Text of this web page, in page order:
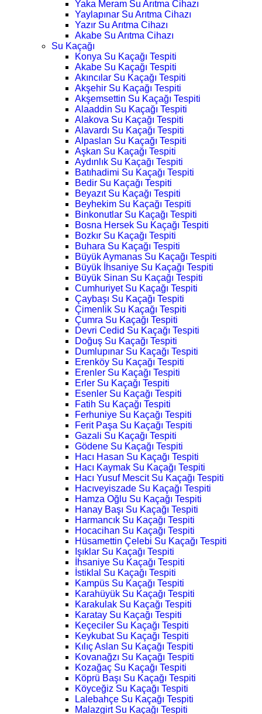
Yaka Meram Su Arıtma Cihazı
Yaylapınar Su Arıtma Cihazı
Yazır Su Arıtma Cihazı
Akabe Su Arıtma Cihazı
Su Kaçağı
Konya Su Kaçağı Tespiti
Akabe Su Kaçağı Tespiti
Akıncılar Su Kaçağı Tespiti
Akşehir Su Kaçağı Tespiti
Akşemsettin Su Kaçağı Tespiti
Alaaddin Su Kaçağı Tespiti
Alakova Su Kaçağı Tespiti
Alavardı Su Kaçağı Tespiti
Alpaslan Su Kaçağı Tespiti
Aşkan Su Kaçağı Tespiti
Aydınlık Su Kaçağı Tespiti
Batıhadimi Su Kaçağı Tespiti
Bedir Su Kaçağı Tespiti
Beyazıt Su Kaçağı Tespiti
Beyhekim Su Kaçağı Tespiti
Binkonutlar Su Kaçağı Tespiti
Bosna Hersek Su Kaçağı Tespiti
Bozkır Su Kaçağı Tespiti
Buhara Su Kaçağı Tespiti
Büyük Aymanas Su Kaçağı Tespiti
Büyük İhsaniye Su Kaçağı Tespiti
Büyük Sinan Su Kaçağı Tespiti
Cumhuriyet Su Kaçağı Tespiti
Çaybaşı Su Kaçağı Tespiti
Çimenlik Su Kaçağı Tespiti
Çumra Su Kaçağı Tespiti
Devri Cedid Su Kaçağı Tespiti
Doğuş Su Kaçağı Tespiti
Dumlupınar Su Kaçağı Tespiti
Erenköy Su Kaçağı Tespiti
Erenler Su Kaçağı Tespiti
Erler Su Kaçağı Tespiti
Esenler Su Kaçağı Tespiti
Fatih Su Kaçağı Tespiti
Ferhuniye Su Kaçağı Tespiti
Ferit Paşa Su Kaçağı Tespiti
Gazali Su Kaçağı Tespiti
Gödene Su Kaçağı Tespiti
Hacı Hasan Su Kaçağı Tespiti
Hacı Kaymak Su Kaçağı Tespiti
Hacı Yusuf Mescit Su Kaçağı Tespiti
Hacıveyiszade Su Kaçağı Tespiti
Hamza Oğlu Su Kaçağı Tespiti
Hanay Başı Su Kaçağı Tespiti
Harmancık Su Kaçağı Tespiti
Hocacihan Su Kaçağı Tespiti
Hüsamettin Çelebi Su Kaçağı Tespiti
Işıklar Su Kaçağı Tespiti
İhsaniye Su Kaçağı Tespiti
İstiklal Su Kaçağı Tespiti
Kampüs Su Kaçağı Tespiti
Karahüyük Su Kaçağı Tespiti
Karakulak Su Kaçağı Tespiti
Karatay Su Kaçağı Tespiti
Keçeciler Su Kaçağı Tespiti
Keykubat Su Kaçağı Tespiti
Kılıç Aslan Su Kaçağı Tespiti
Kovanağzı Su Kaçağı Tespiti
Kozağaç Su Kaçağı Tespiti
Köprü Başı Su Kaçağı Tespiti
Köyceğiz Su Kaçağı Tespiti
Lalebahçe Su Kaçağı Tespiti
Malazgirt Su Kaçağı Tespiti